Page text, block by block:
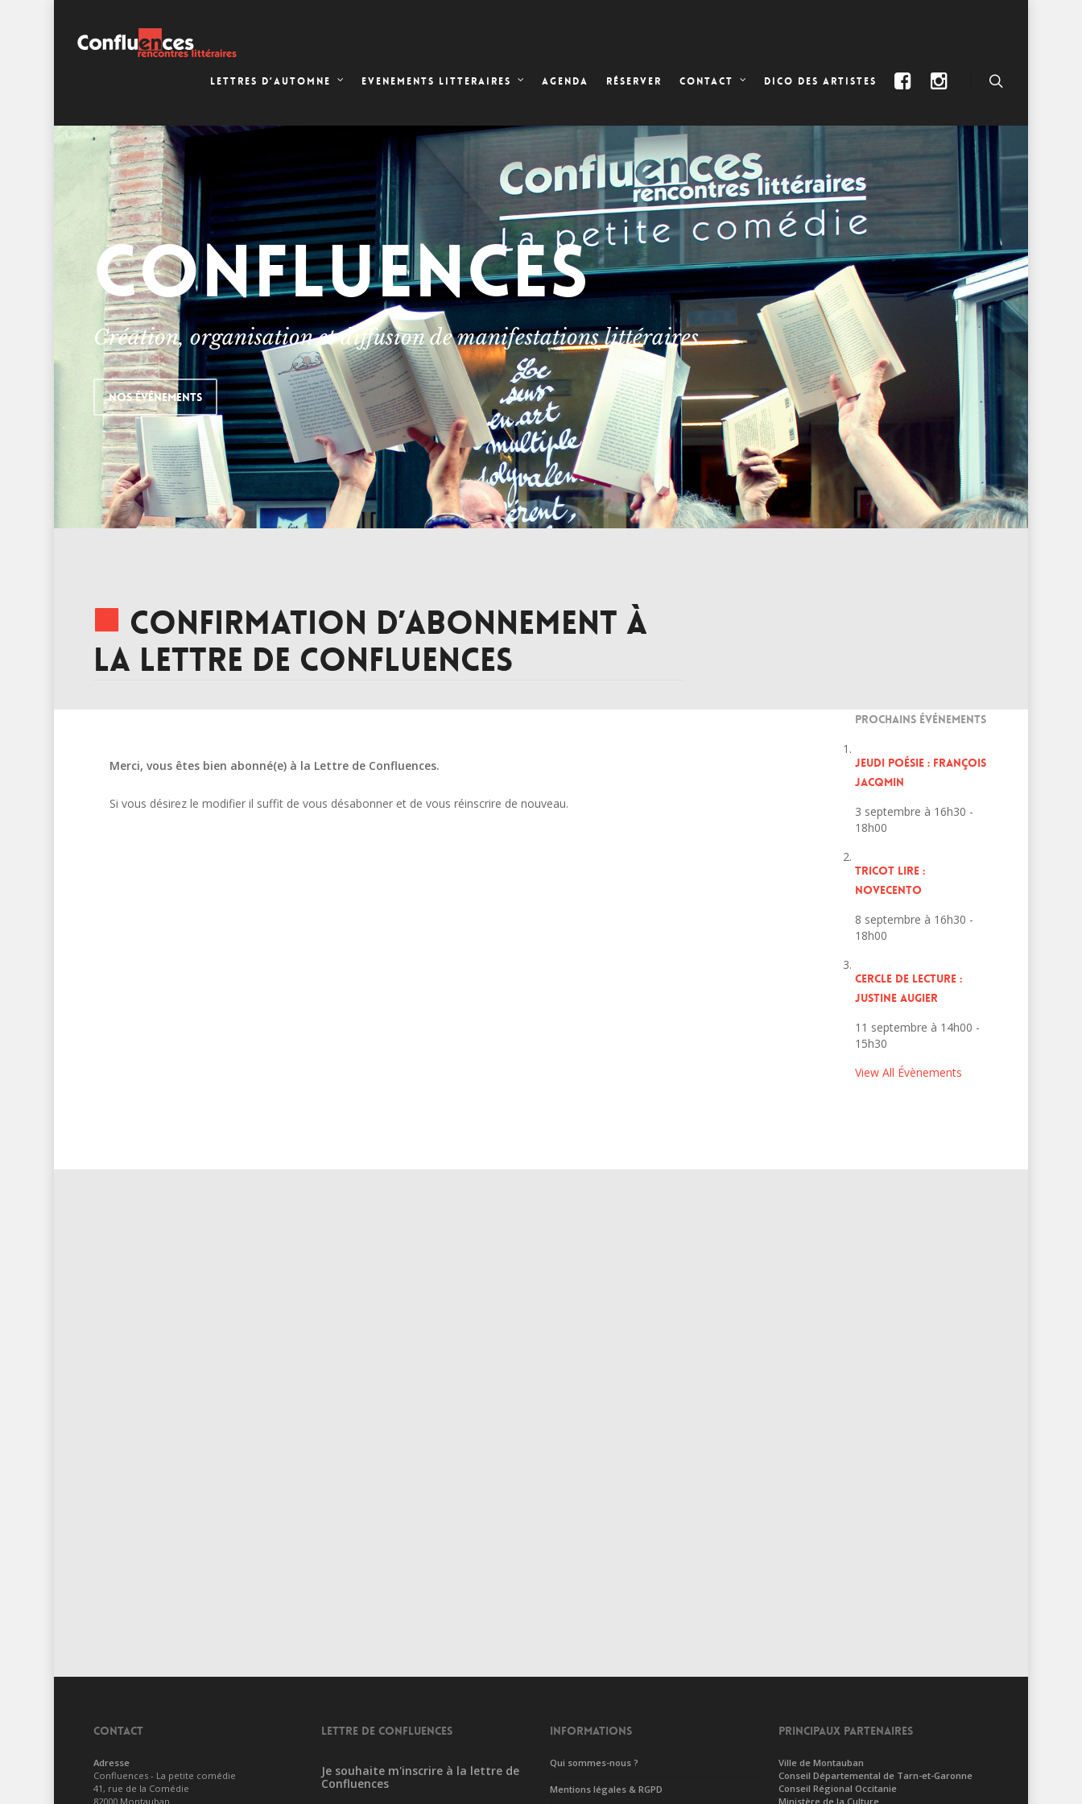
LETTRES D’AUTOMNE EVENEMENTS LITTERAIRES AGENDA RÉSERVER CONTACT DICO DES ARTISTES
CONFLUENCES
Création, organisation et diffusion de manifestations littéraires.
NOS ÉVÉNEMENTS
Confirmation d’abonnement à
la Lettre de Confluences
Merci, vous êtes bien abonné(e) à la Lettre de Confluences.
Si vous désirez le modifier il suffit de vous désabonner et de vous réinscrire de nouveau.
PROCHAINS ÉVÉNEMENTS
JEUDI POÉSIE : FRANÇOIS
JACQMIN
3 septembre à 16h30 -
18h00
TRICOT LIRE :
NOVECENTO
8 septembre à 16h30 -
18h00
CERCLE DE LECTURE :
JUSTINE AUGIER
11 septembre à 14h00 -
15h30
View All Évènements
CONTACT
Adresse
Confluences - La petite comédie
41, rue de la Comédie
82000 Montauban
LETTRE DE CONFLUENCES
Je souhaite m'inscrire à la lettre de
Confluences
INFORMATIONS
Qui sommes-nous ?
Mentions légales & RGPD
PRINCIPAUX PARTENAIRES
Ville de Montauban
Conseil Départemental de Tarn-et-Garonne
Conseil Régional Occitanie
Ministère de la Culture